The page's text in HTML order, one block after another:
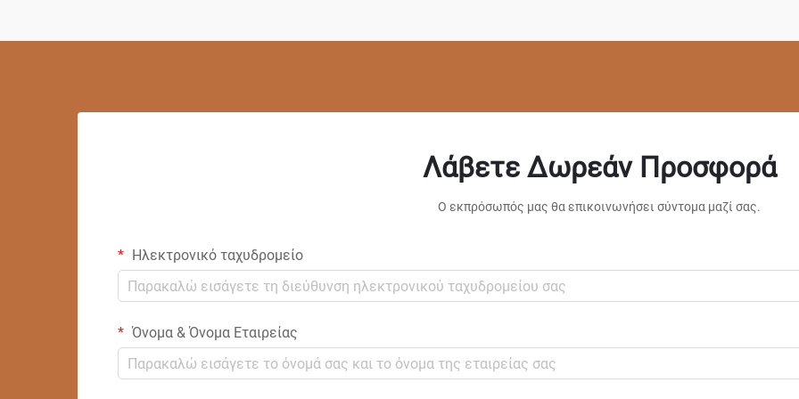
Λάβετε Δωρεάν Προσφορά
Ο εκπρόσωπός μας θα επικοινωνήσει σύντομα μαζί σας.
Ηλεκτρονικό ταχυδρομείο
Όνομα & Όνομα Εταιρείας